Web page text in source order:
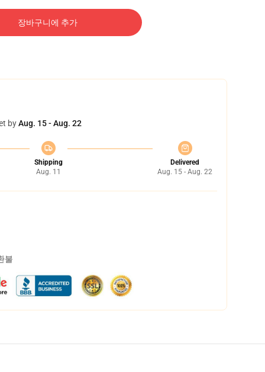
장바구니에 추가
byAug. 15 - Aug. 22
Shipping
Aug. 11
Delivered
Aug. 15 - Aug. 22
불